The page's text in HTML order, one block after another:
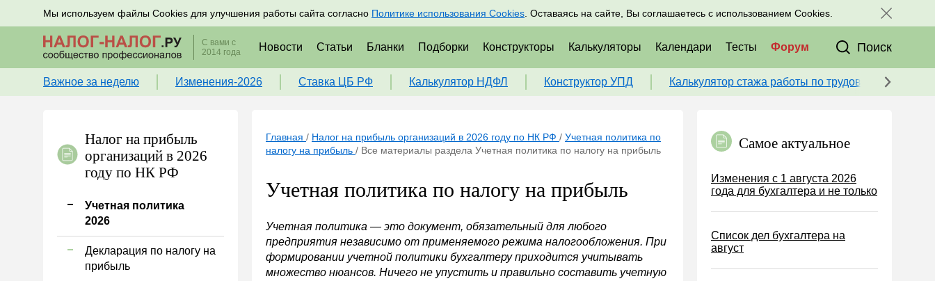
Мы используем файлы Cookies для улучшения работы сайта согласно Политике использования Cookies . Оставаясь на сайте, Вы соглашаетесь с использованием Cookies.
Подписывайтесь на новости по налогам, учету и кадрам Подписаться Присоединяйтесь к нам в соц. сетях:
С вами с
2014 года
Новости Статьи Бланки Подборки Конструкторы Калькуляторы Календари Тесты Форум Поиск
Важное за неделю Изменения-2026 Ставка ЦБ РФ Калькулятор НДФЛ Конструктор УПД Калькулятор стажа работы по трудовой книжке
Налог на прибыль
организаций в 2026
году по НК РФ
Учетная политика
2026
Декларация по налогу на
прибыль
Самое актуальное
Изменения с 1 августа 2026
года для бухгалтера и не только
Список дел бухгалтера на
август
Главная / Налог на прибыль организаций в 2026 году по НК РФ / Учетная политика по
налогу на прибыль / Все материалы раздела Учетная политика по налогу на прибыль
Учетная политика по налогу на прибыль
Учетная политика — это документ, обязательный для любого
предприятия независимо от применяемого режима налогообложения. При
формировании учетной политики бухгалтеру приходится учитывать
множество нюансов. Ничего не упустить и правильно составить учетную